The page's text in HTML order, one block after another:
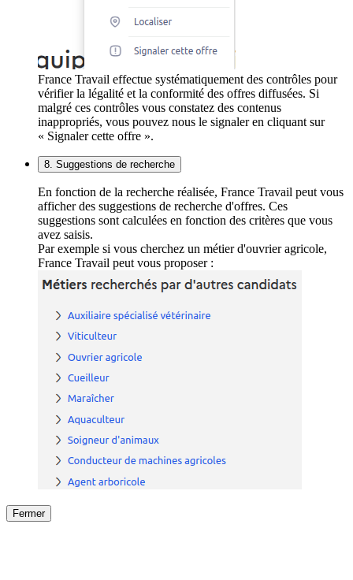
France Travail effectue systématiquement des contrôles pour
vérifier la légalité et la conformité des offres diffusées. Si
malgré ces contrôles vous constatez des contenus
inappropriés, vous pouvez nous le signaler en cliquant sur
« Signaler cette offre ».
8. Suggestions de recherche
En fonction de la recherche réalisée, France Travail peut vous
afficher des suggestions de recherche d'offres. Ces
suggestions sont calculées en fonction des critères que vous
avez saisis.
Par exemple si vous cherchez un métier d'ouvrier agricole,
France Travail peut vous proposer :
Fermer